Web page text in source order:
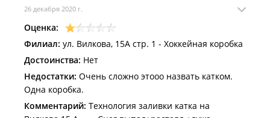
26 декабря 2020 г.
Оценка:
Филиал: ул. Вилкова, 15А стр. 1 - Хоккейная коробка
Достоинства: Нет
Недостатки: Очень сложно этооо назвать катком.
Одна коробка.
Комментарий: Технология заливки катка на